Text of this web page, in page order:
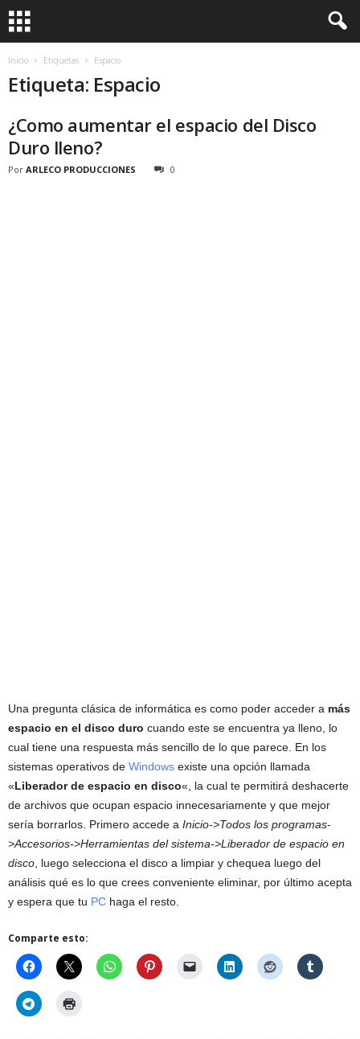
Inicio Etiquetas Espacio
Etiqueta: Espacio
¿Como aumentar el espacio del Disco
Duro lleno?
Por ARLECO PRODUCCIONES 0
Una pregunta clásica de informática es como poder acceder a más
espacio en el disco duro cuando este se encuentra ya lleno, lo
cual tiene una respuesta más sencillo de lo que parece. En los
sistemas operativos de Windows existe una opción llamada
«Liberador de espacio en disco«, la cual te permitirá deshacerte
de archivos que ocupan espacio innecesariamente y que mejor
sería borrarlos. Primero accede a Inicio->Todos los programas-
>Accesorios->Herramientas del sistema->Liberador de espacio en
disco , luego selecciona el disco a limpiar y chequea luego del
análisis qué es lo que crees conveniente eliminar, por último acepta
y espera que tu PC haga el resto.
Comparte esto: